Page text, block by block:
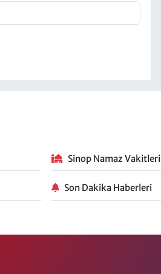
Sinop Namaz Vakitleri
Son Dakika Haberleri